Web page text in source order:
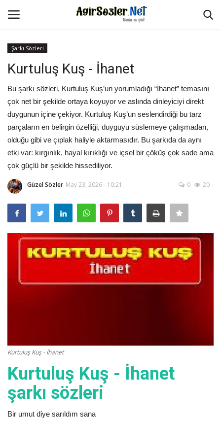
Anasayfa
İletişim
Aşk Sözleri
Güzel Sözler
Şarkı Sözleri
Ağır Sözler
Damar Sözler
ilahi sözleri
Şarkı Sözleri
Kurtuluş Kuş - İhanet
Bu şarkı sözleri, Kurtuluş Kuş’un yorumladığı “İhanet” temasını
çok net bir şekilde ortaya koyuyor ve aslında dinleyiciyi direkt
duygunun içine çekiyor. Kurtuluş Kuş’un seslendirdiği bu tarz
parçaların en belirgin özelliği, duyguyu süslemeye çalışmadan,
olduğu gibi ve çıplak haliyle aktarmasıdır. Bu şarkıda da aynı
etki var: kırgınlık, hayal kırıklığı ve içsel bir çöküş çok sade ama
çok güçlü bir şekilde hissediliyor.
Güzel Sözler May 23, 2026 - 10:21 0 20
Kurtuluş Kuş - İhanet
Kurtuluş Kuş - İhanet
şarkı sözleri
Bir umut diye sarıldım sana